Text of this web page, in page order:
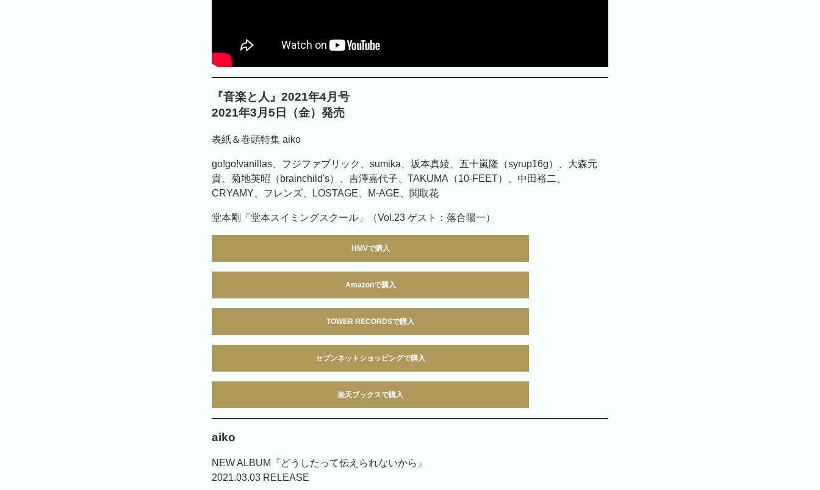
『音楽と人』2021年4月号
2021年3月5日（金）発売
表紙＆巻頭特集 aiko
go!go!vanillas、フジファブリック、sumika、坂本真綾、五十嵐隆（syrup16g）、大森元
貴、菊地英昭（brainchild's）、吉澤嘉代子、TAKUMA（10-FEET）、中田裕二、
CRYAMY、フレンズ、LOSTAGE、M-AGE、関取花
堂本剛「堂本スイミングスクール」（Vol.23 ゲスト：落合陽一）
HMVで購入
Amazonで購入
TOWER RECORDSで購入
セブンネットショッピングで購入
楽天ブックスで購入
aiko
NEW ALBUM『どうしたって伝えられないから』
2021.03.03 RELEASE